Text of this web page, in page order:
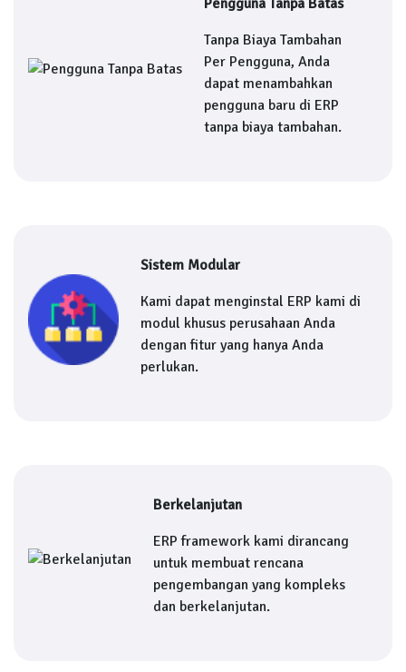
Pengguna Tanpa Batas
Tanpa Biaya Tambahan
Per Pengguna, Anda
dapat menambahkan
pengguna baru di ERP
tanpa biaya tambahan.
Sistem Modular
Kami dapat menginstal ERP kami di
modul khusus perusahaan Anda
dengan fitur yang hanya Anda
perlukan.
Berkelanjutan
ERP framework kami dirancang
untuk membuat rencana
pengembangan yang kompleks
dan berkelanjutan.